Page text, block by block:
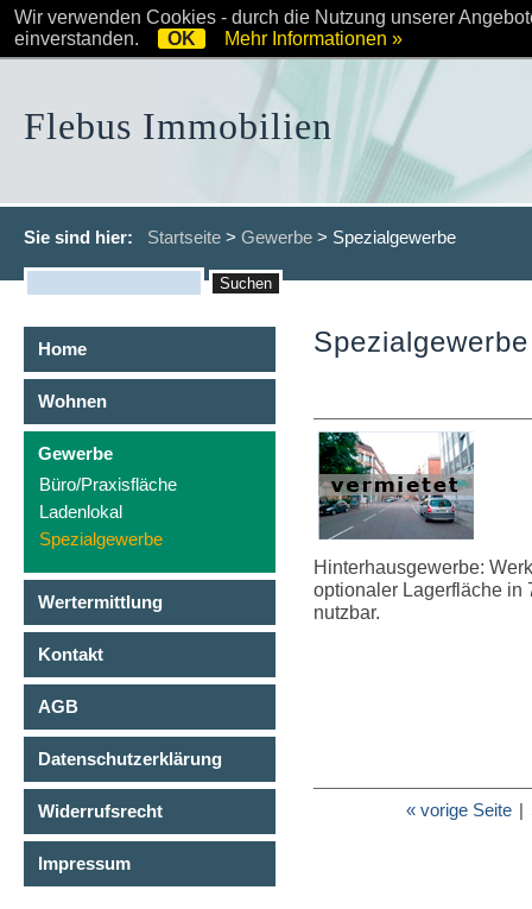
Flebus Immobilien
Sie sind hier: Startseite > Gewerbe > Spezialgewerbe
Home
Wohnen
Gewerbe
Büro/Praxisfläche
Ladenlokal
Spezialgewerbe
Wertermittlung
Kontakt
AGB
Datenschutzerklärung
Widerrufsrecht
Impressum
Spezialgewerbe
Hinterhausgewerbe:
optionaler Lagerfläche in
nutzbar.
« vorige Seite |
Wir verwenden Cookies - durch die Nutzung unserer
einverstanden.
OK Mehr Informationen »